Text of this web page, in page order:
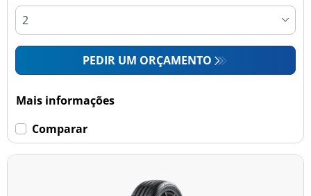
PEDIR UM ORÇAMENTO
Mais informações
Comparar